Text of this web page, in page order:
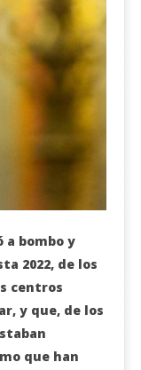
a bombo y
2022, de los
centros
y que, de los
que han